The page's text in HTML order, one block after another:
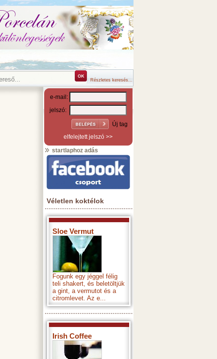
Részletes keresés...
e-mail:
jelszó:
Új tag
elfelejtett jelszó >>
startlaphoz adás
Véletlen koktélok
Sloe Vermut
Fogunk egy jéggel félig
teli shakert, és beletöltjük
a gint, a vermutot és a
citromlevet. Az e...
Irish Coffee